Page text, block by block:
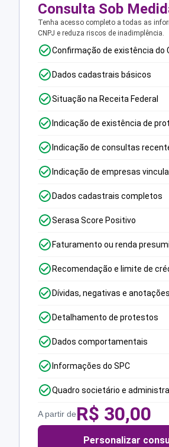
Consulta Sob
Tenha acesso completo a todas as
CNPJ e reduza riscos de inadimplência.
Confirmação de existência do
Dados cadastrais básicos
Situação na Receita Federal
Indicação de existência de
Indicação de consultas
Indicação de empresas
Dados cadastrais completos
Serasa Score Positivo
Faturamento ou renda
Recomendação e limite de
Dívidas, negativas e anotações
Detalhamento de protestos
Dados comportamentais
Informações do SPC
Quadro societário e
A partir deR$ 30,00
Personalizar